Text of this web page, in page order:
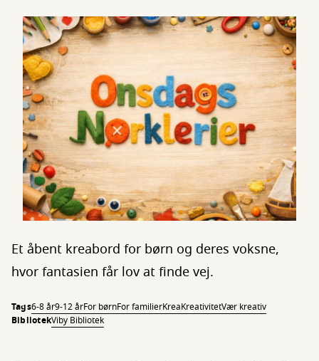
Et åbent kreabord for børn og deres voksne,
hvor fantasien får lov at finde vej.
Tags6-8 år9-12 årFor børnFor familierKreaKreativitetVær kreativ
BibliotekViby Bibliotek